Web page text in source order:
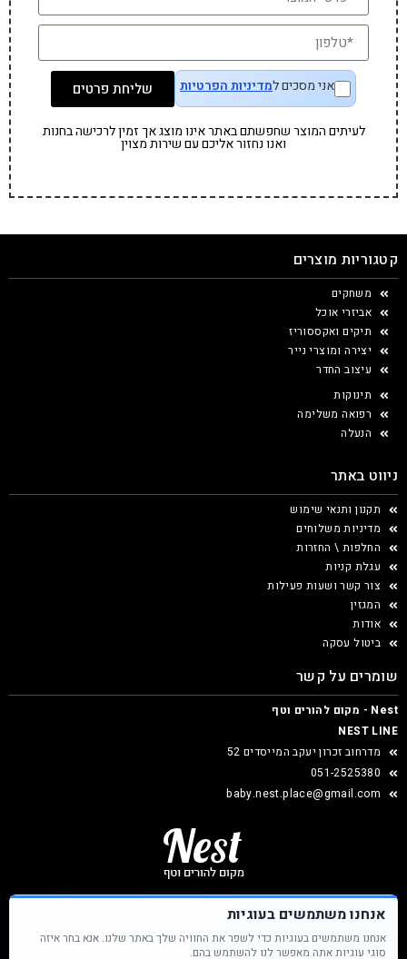
אני מסכים למדיניות הפרטיות שליחת פרטים
לעיתים המוצר שחפשתם באתר אינו מוצג אך זמין לרכישה בחנות
ואנו נחזור אליכם עם שירות מצוין
קטגוריות מוצרים
משחקים
אביזרי אוכל
תיקים ואקססוריז
יצירה ומוצרי נייר
עיצוב החדר
תינוקות
רפואה משלימה
הנעלה
ניווט באתר
תקנון ותנאי שימוש
מדיניות משלוחים
החלפות \ החזרות
עגלת קניות
צור קשר ושעות פעילות
המגזין
אודות
ביטול עסקה
שומרים על קשר
Nest - מקום להורים וטף
NEST LINE
מדרחוב זכרון יעקב המייסדים 52
051-2525380
baby.nest.place@gmail.com
Nest &copy כל הזכויות שמורות
אנחנו משתמשים בעוגיות
אנחנו משתמשים בעוגיות כדי לשפר את החוויה שלך באתר שלנו. אנא בחר איזה
סוגי עוגיות אתה מאפשר לנו להשתמש בהם.